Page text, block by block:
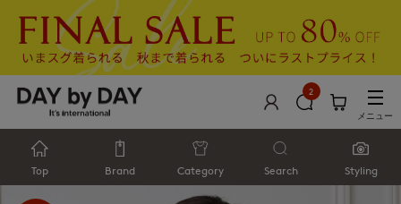
2
メニュー
Top Brand Category Search Styling